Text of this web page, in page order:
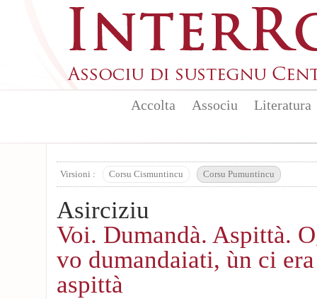
Accolta Associu Literatura
Virsioni : Corsu Cismuntincu Corsu Pumuntincu
Asirciziu
Voi. Dumandà. Aspittà.
vo dumandaiati, ùn ci
aspittà